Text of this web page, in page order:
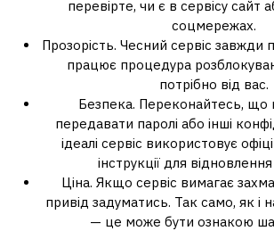
перевірте, чи є в сервісу сайт
соцмережах.
Прозорість. Чесний сервіс завжди
працює процедура
потрібно від вас.
Безпека. Переконайтесь, що
передавати паролі або інші
ідеалі сервіс використовує
інструкції для
Ціна. Якщо сервіс вимагає
привід задуматись. Так само, як і
— це може бути ознакою